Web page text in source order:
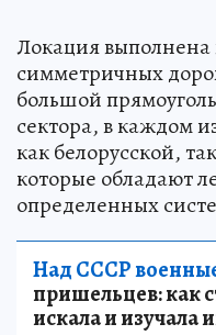
Локация выполнена
симметричных
большой
сектора, в каждом
как белорусской,
которые обладают
определенных
Над СССР
пришельцев: как
искала и изучала